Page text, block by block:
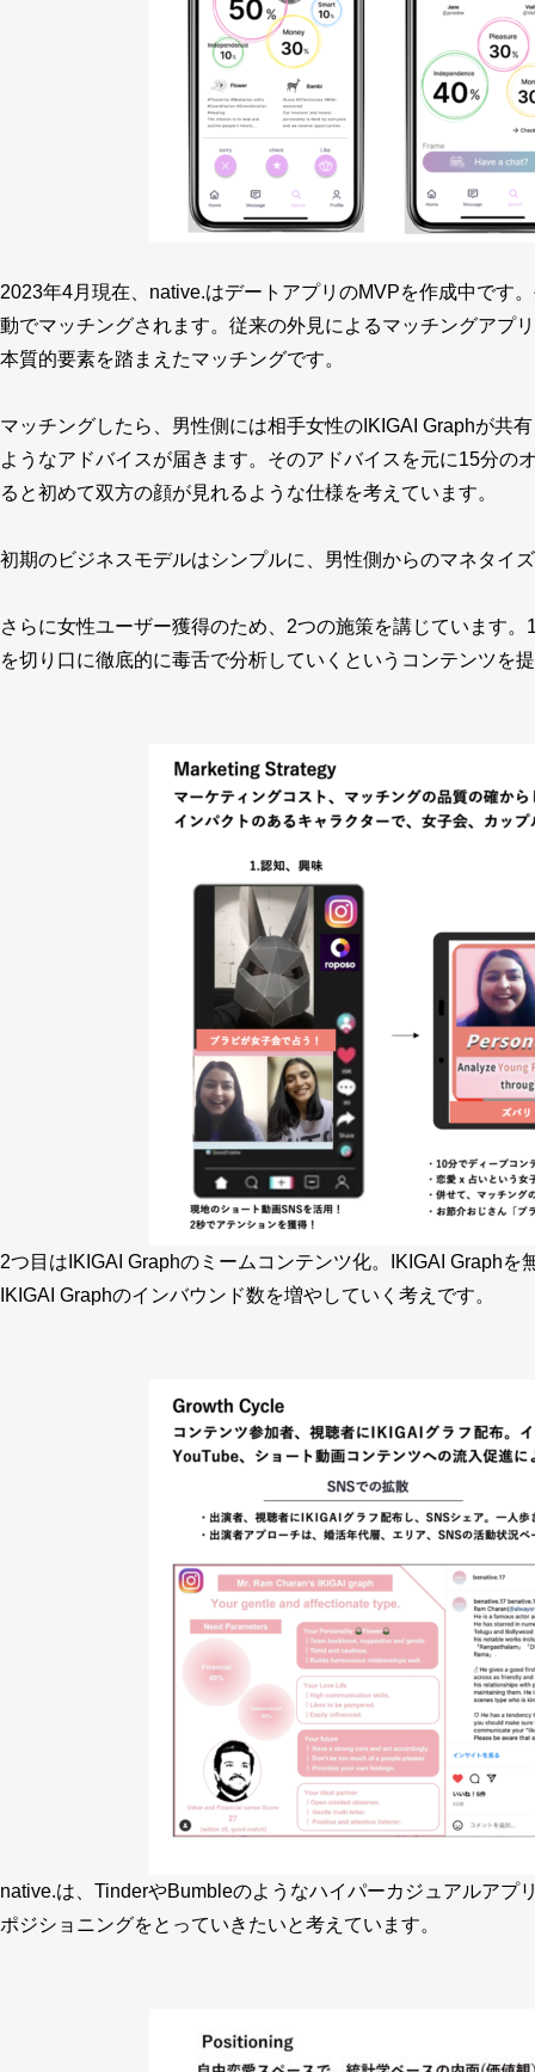
2023年4月現在、native.はデートアプリのMVPを作成中です
動でマッチングされます。従来の外見によるマッチングアプ
本質的要素を踏まえたマッチングです。
マッチングしたら、男性側には相手女性のIKIGAI Graphが共
ようなアドバイスが届きます。そのアドバイスを元に15分
ると初めて双方の顔が見れるような仕様を考えています。
初期のビジネスモデルはシンプルに、男性側からのマネタイ
さらに女性ユーザー獲得のため、2つの施策を講じています。
を切り口に徹底的に毒舌で分析していくというコンテンツを
2つ目はIKIGAI Graphのミームコンテンツ化。IKIGAI Graph
IKIGAI Graphのインバウンド数を増やしていく考えです。
native.は、TinderやBumbleのようなハイパーカジュアルア
ポジショニングをとっていきたいと考えています。